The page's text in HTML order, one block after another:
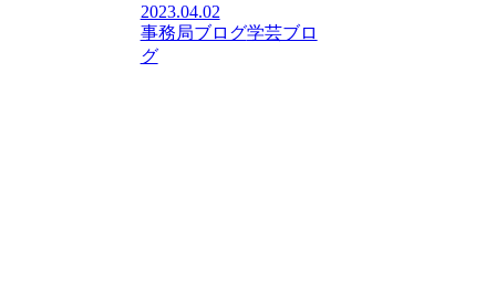
2023.04.02
事務局ブログ学芸ブロ
グ